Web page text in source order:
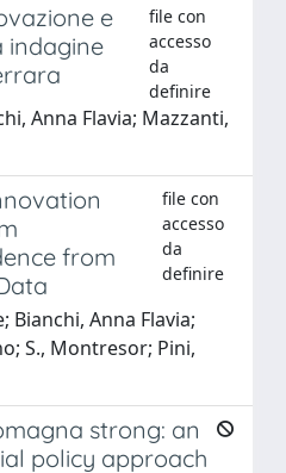
e
indagine
file con
accesso
da
definire
Anna Flavia; Mazzanti,
from
file con
accesso
da
definire
Bianchi, Anna Flavia;
S., Montresor; Pini,
strong: an
policy approach